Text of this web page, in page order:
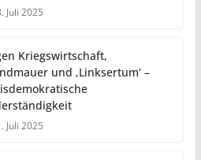
Juli 2025
Kriegswirtschaft,
und ‚Linksertum‘ –
Juli 2025